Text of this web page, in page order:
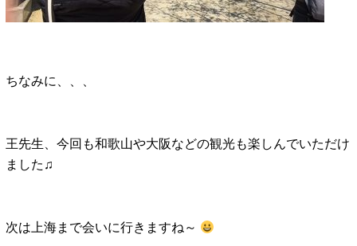
ちなみに、、、
王先生、今回も和歌山や大阪などの観光も楽しんでいただけ
ました♫
次は上海まで会いに行きますね～